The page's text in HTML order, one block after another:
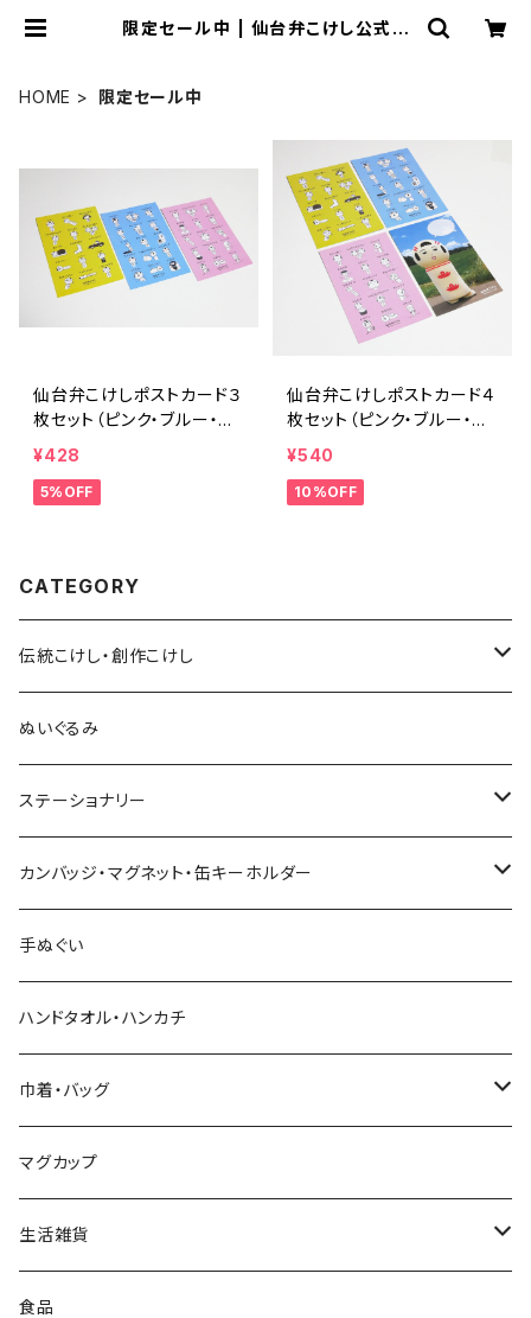
限定セール中 | 仙台弁こけし公式オ
HOME 限定セール中
仙台弁こけしポストカード３
枚セット（ピンク・ブルー・イ
エロー）
¥428
5%OFF
仙台弁こけしポストカード４
枚セット（ピンク・ブルー・イ
エロー・着ぐるみ）
¥540
10%OFF
CATEGORY
伝統こけし・創作こけし
木村敦工人（弥治郎系）
池内潮音工人（弥治郎系）
上田康友工人（弥治郎系）
新山真由美工人（弥治郎系）
新山吉紀工人（弥治郎系）
星定良工人（弥治郎系）
平賀輝幸工人（作並系）
早坂政弘工人（遠刈田系）
仙台弁こけしのこけし
ぬいぐるみ
ステーショナリー
アクリルキーホルダー
シール
ポストカード
付箋（ふせん）
スタンプ
ステッカー
マスキングテープ
カンバッジ・マグネット・缶キーホルダー
バッジ
マグネット
手ぬぐい
ハンドタオル・ハンカチ
巾着・バッグ
エコバッグ
ポーチ
マグカップ
生活雑貨
スポンジ
食品